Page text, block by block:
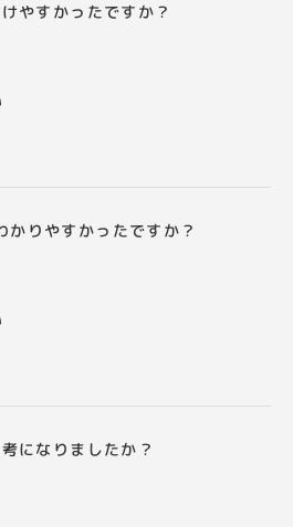
やすかったですか？
かりやすかったですか？
になりましたか？